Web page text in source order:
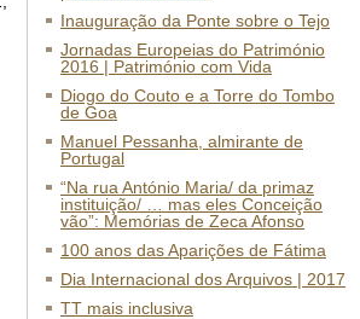
Inauguração da Ponte sobre o Tejo
Jornadas Europeias do Património
2016 | Património com Vida
Diogo do Couto e a Torre do Tombo
de Goa
Manuel Pessanha, almirante de
Portugal
“Na rua António Maria/ da primaz
instituição/ … mas eles Conceição
vão”: Memórias de Zeca Afonso
100 anos das Aparições de Fátima
Dia Internacional dos Arquivos | 2017
TT mais inclusiva